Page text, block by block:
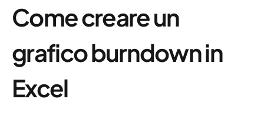
Come creare un
grafico burndown in
Excel